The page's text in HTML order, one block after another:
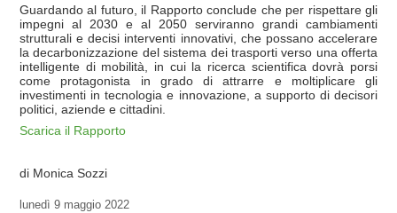
Guardando al futuro, il Rapporto conclude che per rispettare gli
impegni al 2030 e al 2050 serviranno grandi cambiamenti
strutturali e decisi interventi innovativi, che possano accelerare
la decarbonizzazione del sistema dei trasporti verso una offerta
intelligente di mobilità, in cui la ricerca scientifica dovrà porsi
come protagonista in grado di attrarre e moltiplicare gli
investimenti in tecnologia e innovazione, a supporto di decisori
politici, aziende e cittadini.
Scarica il Rapporto
di Monica Sozzi
lunedì 9 maggio 2022